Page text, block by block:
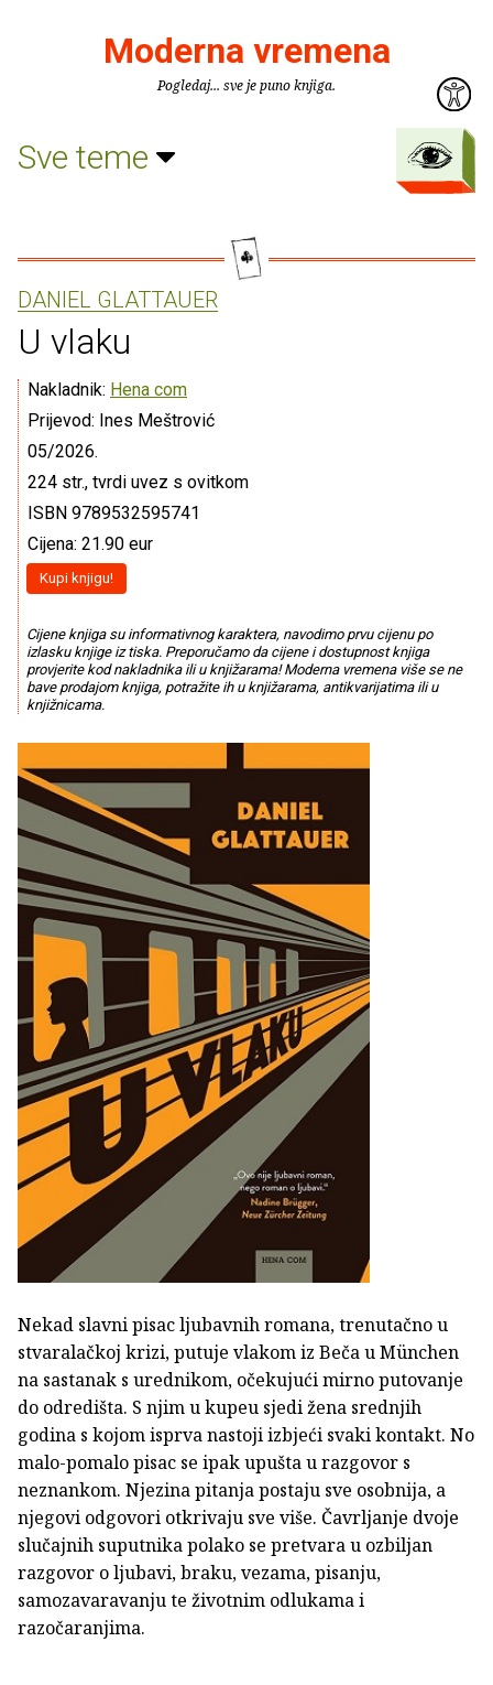
Moderna vremena
Pogledaj... sve je puno knjiga.
Sve teme
DANIEL GLATTAUER
U vlaku
Nakladnik: Hena com
Prijevod: Ines Meštrović
05/2026.
224 str., tvrdi uvez s ovitkom
ISBN 9789532595741
Cijena: 21.90 eur
Kupi knjigu!
Cijene knjiga su informativnog karaktera, navodimo prvu cijenu po
izlasku knjige iz tiska. Preporučamo da cijene i dostupnost knjiga
provjerite kod nakladnika ili u knjižarama! Moderna vremena više se ne
bave prodajom knjiga, potražite ih u knjižarama, antikvarijatima ili u
knjižnicama.
Nekad slavni pisac ljubavnih romana, trenutačno u
stvaralačkoj krizi, putuje vlakom iz Beča u München
na sastanak s urednikom, očekujući mirno putovanje
do odredišta. S njim u kupeu sjedi žena srednjih
godina s kojom isprva nastoji izbjeći svaki kontakt. No
malo-pomalo pisac se ipak upušta u razgovor s
neznankom. Njezina pitanja postaju sve osobnija, a
njegovi odgovori otkrivaju sve više. Čavrljanje dvoje
slučajnih suputnika polako se pretvara u ozbiljan
razgovor o ljubavi, braku, vezama, pisanju,
samozavaravanju te životnim odlukama i
razočaranjima.